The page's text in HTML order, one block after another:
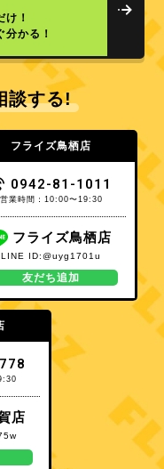
！
分かる！
談する!
フライズ鳥栖店
0942-81-1011
営業時間：10:00〜19:30
フライズ鳥栖店
LINE ID:@uyg1701u
友だち追加
店